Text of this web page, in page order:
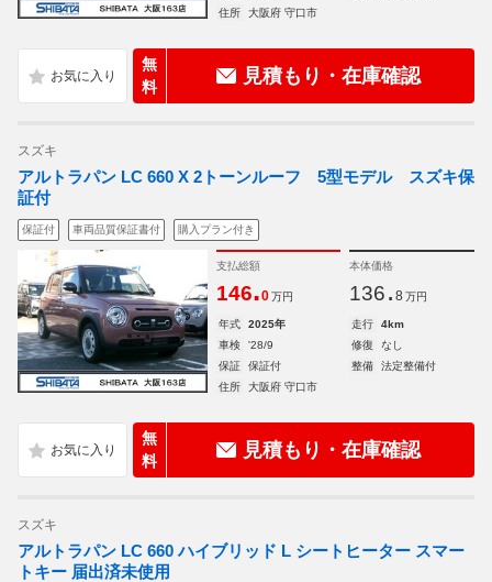
住所
大阪府 守口市
無
料
見積もり・在庫確認
スズキ
アルトラパン LC 660 X 2トーンルーフ 5型モデル スズキ保
証付
保証付 車両品質保証書付 購入プラン付き
支払総額
146.0 万円
本体価格
136. 8 万円
年式 2025年 走行
4km
車検
'28/9 修復
なし
保証
保証付 整備
法定整備付
住所
大阪府 守口市
無
料
見積もり・在庫確認
スズキ
アルトラパン LC 660 ハイブリッド L シートヒーター スマー
トキー 届出済未使用